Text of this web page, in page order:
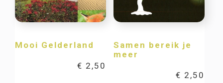
Mooi Gelderland
€ 2,50
Samen bereik je
meer
€ 2,50